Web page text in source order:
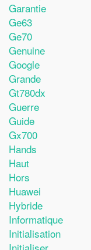
Garantie
Ge63
Ge70
Genuine
Google
Grande
Gt780dx
Guerre
Guide
Gx700
Hands
Haut
Hors
Huawei
Hybride
Informatique
Initialisation